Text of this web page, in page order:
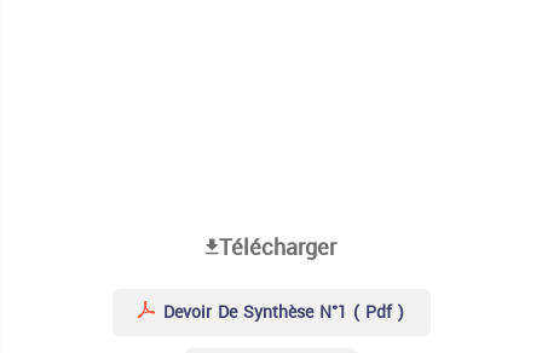
Télécharger
Devoir De Synthèse N°1 ( Pdf )